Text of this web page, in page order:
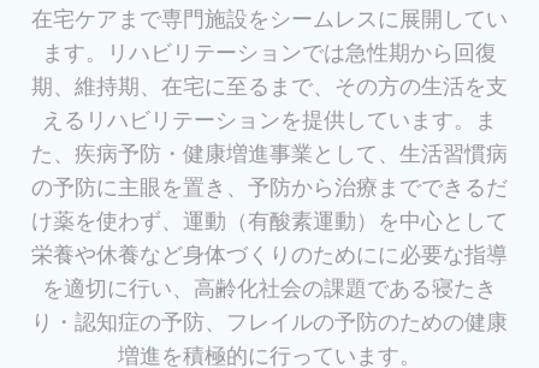
在宅ケアまで専門施設をシームレスに展開してい
ます。リハビリテーションでは急性期から回復
期、維持期、在宅に至るまで、その方の生活を支
えるリハビリテーションを提供しています。ま
た、疾病予防・健康増進事業として、生活習慣病
の予防に主眼を置き、予防から治療までできるだ
け薬を使わず、運動（有酸素運動）を中心として
栄養や休養など身体づくりのためにに必要な指導
を適切に行い、高齢化社会の課題である寝たき
り・認知症の予防、フレイルの予防のための健康
増進を積極的に行っています。